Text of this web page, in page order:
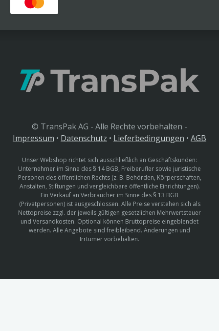
© TransPak AG - Alle Rechte vorbehalten -
Impressum • Datenschutz • Lieferbedingungen • AGB
Unser Webshop richtet sich ausschließlich an Geschäftskunden:
Unternehmer im Sinne des § 14 BGB, Freiberufler sowie juristische
Personen des öffentlichen Rechts (z. B. Behörden, Körperschaften,
Anstalten, Stiftungen und vergleichbare öffentliche Einrichtungen).
Ein Verkauf an Verbraucher im Sinne des § 13 BGB
(Privatpersonen) ist ausgeschlossen. Alle Preise verstehen sich als
Nettopreise zzgl. der jeweils gültigen gesetzlichen Mehrwertsteuer
und Versandkosten. Optional können Bruttopreise eingeblendet
werden. Alle Angebote sind freibleibend. Änderungen und
Irrtümer vorbehalten.